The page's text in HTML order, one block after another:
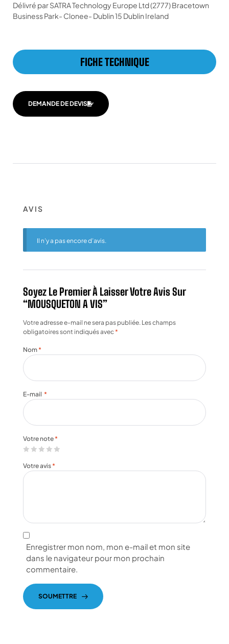
Délivré par SATRA Technology Europe Ltd (2777) Bracetown
Business Park- Clonee- Dublin 15 Dublin Ireland
FICHE TECHNIQUE
DEMANDE DE DEVIS
AVIS
Il n’y a pas encore d’avis.
Soyez Le Premier À Laisser Votre Avis Sur
“MOUSQUETON A VIS”
Votre adresse e-mail ne sera pas publiée. Les champs
obligatoires sont indiqués avec*
Votre note *
Votre avis *
Nom *
E-mail *
Enregistrer mon nom, mon e-mail et mon site
dans le navigateur pour mon prochain
commentaire.
SOUMETTRE